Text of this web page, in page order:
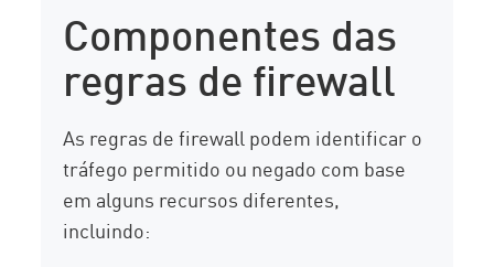
Componentes das
regras de firewall
As regras de firewall podem identificar o
tráfego permitido ou negado com base
em alguns recursos diferentes,
incluindo: